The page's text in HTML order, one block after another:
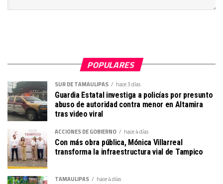
POPULARES
SUR DE TAMAULIPAS hace 3 días
Guardia Estatal investiga a policías por presunto
abuso de autoridad contra menor en Altamira
tras video viral
ACCIONES DE GOBIERNO hace 4 días
Con más obra pública, Mónica Villarreal
transforma la infraestructura vial de Tampico
TAMAULIPAS hace 4 días